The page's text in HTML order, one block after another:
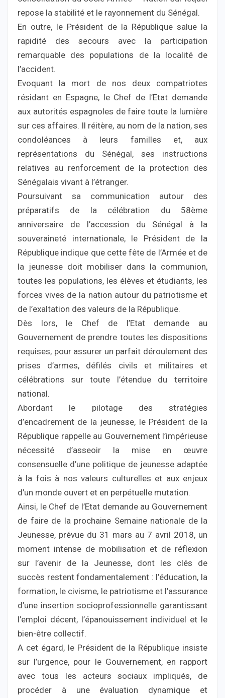
repose la stabilité et le rayonnement du Sénégal.
En outre, le Président de la République salue la
rapidité des secours avec la participation
remarquable des populations de la localité de
l’accident.
Evoquant la mort de nos deux compatriotes
résidant en Espagne, le Chef de l’Etat demande
aux autorités espagnoles de faire toute la lumière
sur ces affaires. Il réitère, au nom de la nation, ses
condoléances à leurs familles et, aux
représentations du Sénégal, ses instructions
relatives au renforcement de la protection des
Sénégalais vivant à l’étranger.
Poursuivant sa communication autour des
préparatifs de la célébration du 58ème
anniversaire de l’accession du Sénégal à la
souveraineté internationale, le Président de la
République indique que cette fête de l’Armée et de
la jeunesse doit mobiliser dans la communion,
toutes les populations, les élèves et étudiants, les
forces vives de la nation autour du patriotisme et
de l’exaltation des valeurs de la République.
Dès lors, le Chef de l’Etat demande au
Gouvernement de prendre toutes les dispositions
requises, pour assurer un parfait déroulement des
prises d’armes, défilés civils et militaires et
célébrations sur toute l’étendue du territoire
national.
Abordant le pilotage des stratégies
d’encadrement de la jeunesse, le Président de la
République rappelle au Gouvernement l’impérieuse
nécessité d’asseoir la mise en œuvre
consensuelle d’une politique de jeunesse adaptée
à la fois à nos valeurs culturelles et aux enjeux
d’un monde ouvert et en perpétuelle mutation.
Ainsi, le Chef de l’Etat demande au Gouvernement
de faire de la prochaine Semaine nationale de la
Jeunesse, prévue du 31 mars au 7 avril 2018, un
moment intense de mobilisation et de réflexion
sur l’avenir de la Jeunesse, dont les clés de
succès restent fondamentalement : l’éducation, la
formation, le civisme, le patriotisme et l’assurance
d’une insertion socioprofessionnelle garantissant
l’emploi décent, l’épanouissement individuel et le
bien-être collectif.
A cet égard, le Président de la République insiste
sur l’urgence, pour le Gouvernement, en rapport
avec tous les acteurs sociaux impliqués, de
procéder à une évaluation dynamique et